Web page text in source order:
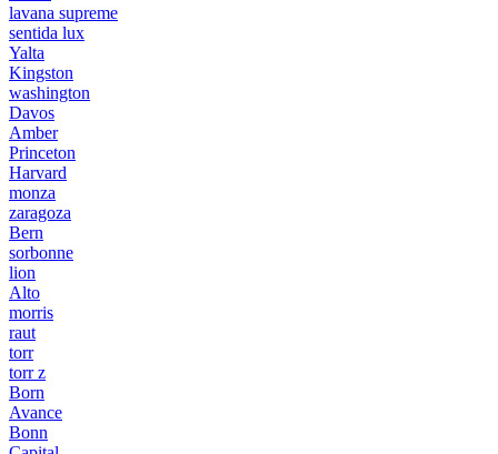
lavana supreme
sentida lux
Yalta
Kingston
washington
Davos
Amber
Princeton
Harvard
monza
zaragoza
Bern
sorbonne
lion
Alto
morris
raut
torr
torr z
Born
Avance
Bonn